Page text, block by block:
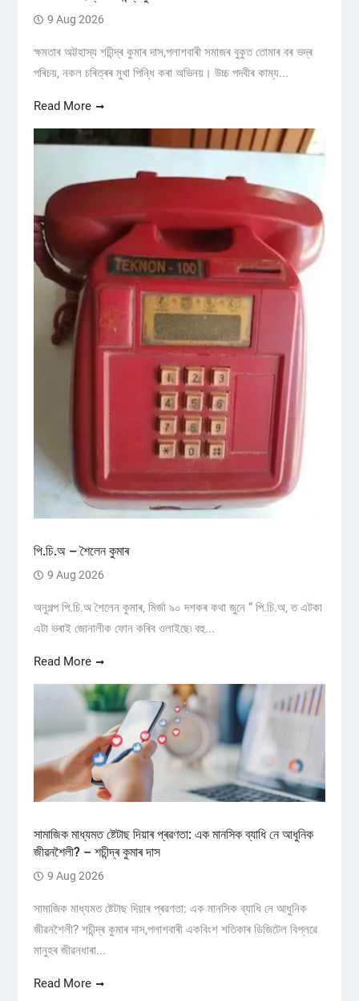
9 Aug 2026
ক্ষমতাৰ অট্টহাস্য শচীন্দ্ৰ কুমাৰ দাস,পলাশবাৰী সমাজৰ বুকুত তোমাৰ বৰ ভদ্ৰ
পৰিচয়, নকল চৰিত্ৰৰ মুখা পিন্ধি কৰা অভিনয়। উচ্চ পদবীৰ কাম্য...
Read More
পি.চি.অ – শৈলেন কুমাৰ
9 Aug 2026
অনুগল্প পি.চি.অ শৈলেন কুমাৰ, মিৰ্জা ৯০ দশকৰ কথা জুনে “ পি.চি.অ, ত এটকা
এটা ভৰাই জোনালীক ফোন কৰিব ওলাইছে৷ বহু...
Read More
সামাজিক মাধ্যমত ষ্টেটাছ দিয়াৰ প্ৰৱণতা: এক মানসিক ব্যাধি নে আধুনিক
জীৱনশৈলী? – শচীন্দ্ৰ কুমাৰ দাস
9 Aug 2026
সামাজিক মাধ্যমত ষ্টেটাছ দিয়াৰ প্ৰৱণতা: এক মানসিক ব্যাধি নে আধুনিক
জীৱনশৈলী? শচীন্দ্ৰ কুমাৰ দাস,পলাশবাৰী একবিংশ শতিকাৰ ডিজিটেল বিপ্লৱে
মানুহৰ জীৱনধাৰা...
Read More